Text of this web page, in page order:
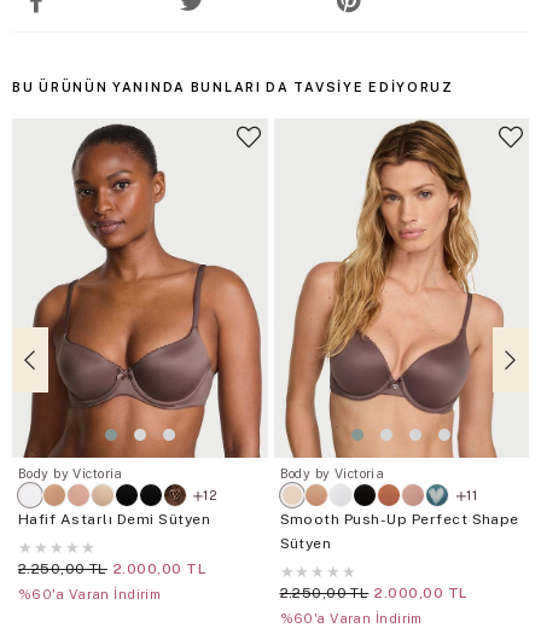
BU ÜRÜNÜN YANINDA BUNLARI DA TAVSIYE EDIYORUZ
Body by Victoria
12
Hafif Astarlı Demi Sütyen
★ ★ ★ ★ ★
2.250,00 TL 2.000,00 TL
%60'a Varan İndirim
Body by Victoria
11
Smooth Push-Up Perfect Shape
Sütyen
★ ★ ★ ★ ★
2.250,00 TL 2.000,00 TL
%60'a Varan İndirim